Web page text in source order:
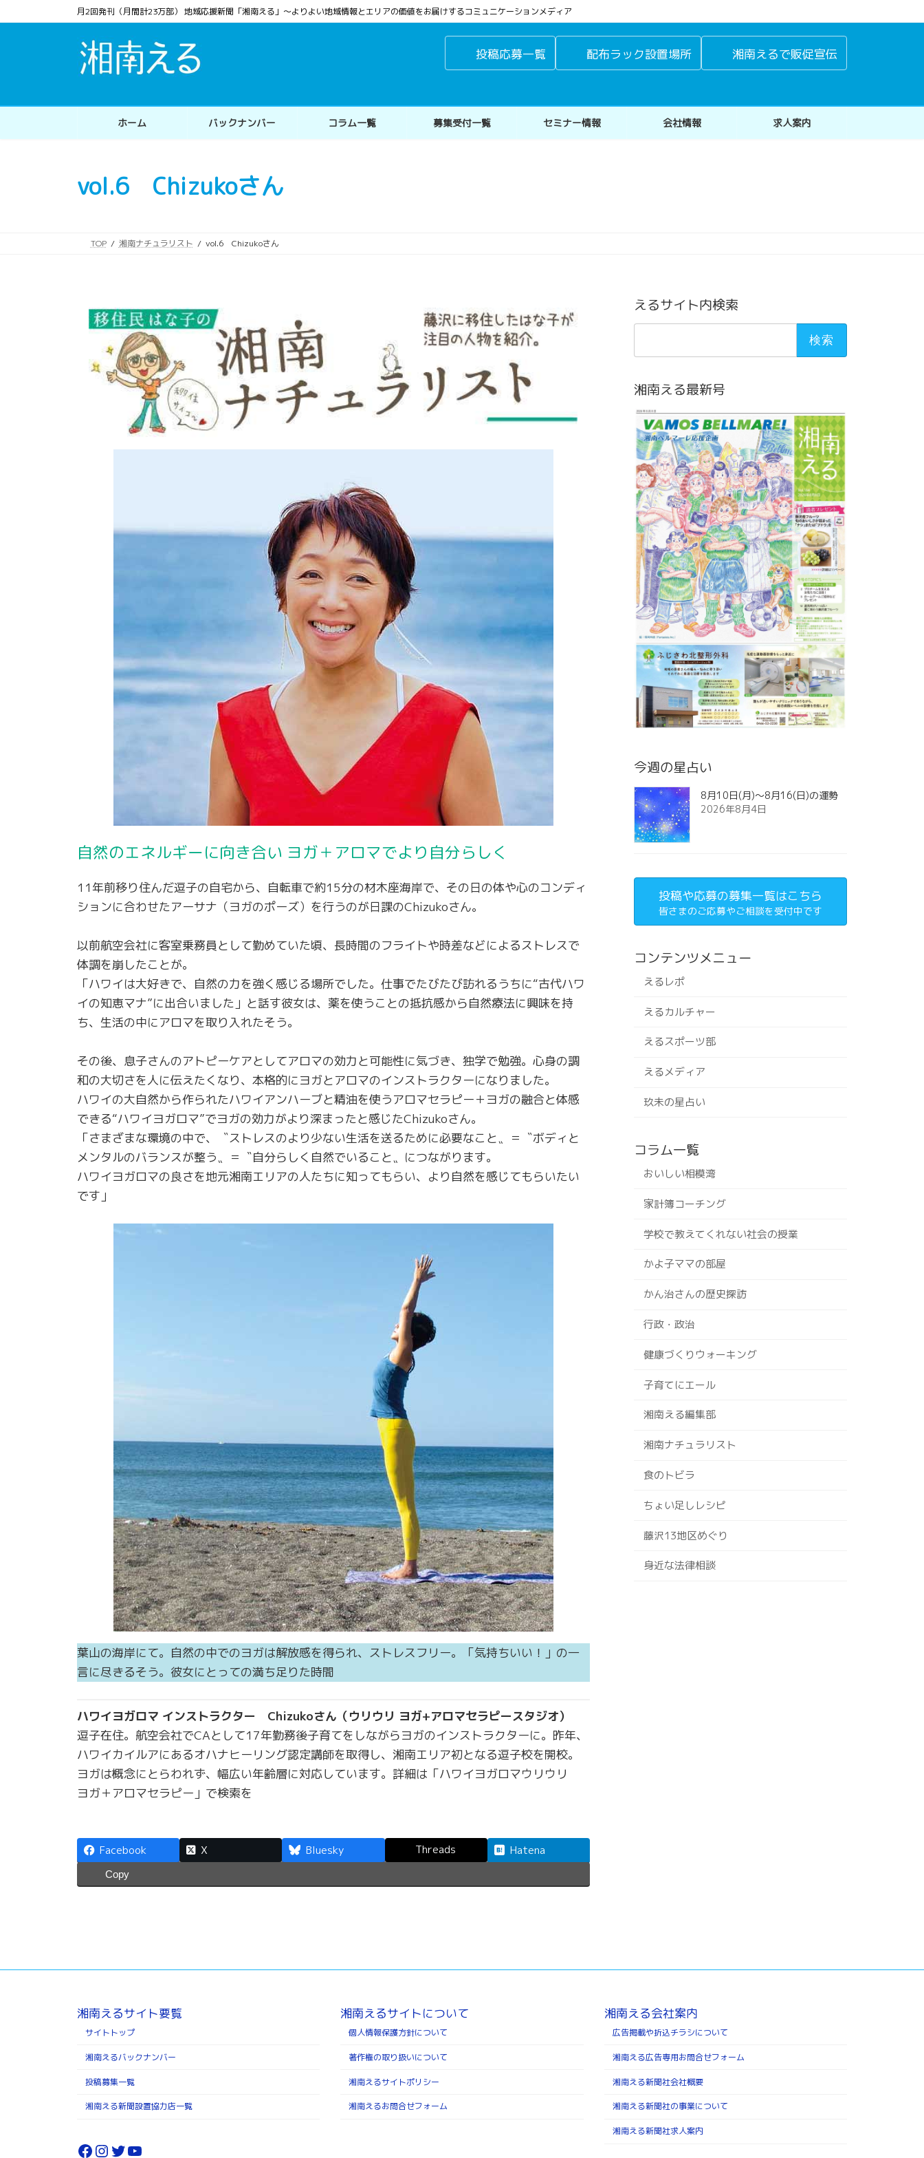
ン
ス
ビ
ン
月2回発刊（月間計23万部） 地域応援新聞「湘南える」〜よりよい地域情報とエリアの価値をお届けするコミュニケーションメディア
投稿応募一覧 配布ラック設置場所 湘南えるで販促宣伝
ホーム バックナンバー コラム一覧 募集受付一覧 セミナー情報 会社情報 求人案内
vol.6 Chizukoさん
TOP 湘南ナチュラリスト vol.6 Chizukoさん
自然のエネルギーに向き合い ヨガ＋アロマでより自分らしく
11年前移り住んだ逗子の自宅から、自転車で約15分の材木座海岸で、その日の体や心のコンディ
ションに合わせたアーサナ（ヨガのポーズ）を行うのが日課のChizukoさん。
以前航空会社に客室乗務員として勤めていた頃、長時間のフライトや時差などによるストレスで
体調を崩したことが。
「ハワイは大好きで、自然の力を強く感じる場所でした。仕事でたびたび訪れるうちに“古代ハワ
イの知恵マナ”に出合いました」と話す彼女は、薬を使うことの抵抗感から自然療法に興味を持
ち、生活の中にアロマを取り入れたそう。
その後、息子さんのアトピーケアとしてアロマの効力と可能性に気づき、独学で勉強。心身の調
和の大切さを人に伝えたくなり、本格的にヨガとアロマのインストラクターになりました。
ハワイの大自然から作られたハワイアンハーブと精油を使うアロマセラピー＋ヨガの融合と体感
できる“ハワイヨガロマ”でヨガの効力がより深まったと感じたChizukoさん。
「さまざまな環境の中で、〝ストレスのより少ない生活を送るために必要なこと〟＝〝ボディと
メンタルのバランスが整う〟＝〝自分らしく自然でいること〟につながります。
ハワイヨガロマの良さを地元湘南エリアの人たちに知ってもらい、より自然を感じてもらいたい
です」
葉山の海岸にて。自然の中でのヨガは解放感を得られ、ストレスフリー。「気持ちいい！」の一
言に尽きるそう。彼女にとっての満ち足りた時間
ハワイヨガロマ インストラクター Chizukoさん（ウリウリ ヨガ+アロマセラピースタジオ）
逗子在住。航空会社でCAとして17年勤務後子育てをしながらヨガのインストラクターに。昨年、
ハワイカイルアにあるオハナヒーリング認定講師を取得し、湘南エリア初となる逗子校を開校。
ヨガは概念にとらわれず、幅広い年齢層に対応しています。詳細は「ハワイヨガロマウリウリ
ヨガ＋アロマセラピー」で検索を
Facebook X Bluesky Threads Hatena
Copy
えるサイト内検索
湘南える最新号
今週の星占い
8月10日(月)～8月16(日)の運勢
2026年8月4日
投稿や応募の募集一覧はこちら
皆さまのご応募やご相談を受付中です
コンテンツメニュー
えるレポ
えるカルチャー
えるスポーツ部
えるメディア
玖未の星占い
コラム一覧
おいしい相模湾
家計簿コーチング
学校で教えてくれない社会の授業
かよ子ママの部屋
かん治さんの歴史探訪
行政・政治
健康づくりウォーキング
子育てにエール
湘南える編集部
湘南ナチュラリスト
食のトビラ
ちょい足しレシピ
藤沢13地区めぐり
身近な法律相談
湘南えるサイト要覧
サイトトップ
湘南えるバックナンバー
投稿募集一覧
湘南える新聞設置協力店一覧
Facebook
Instagram
Twitter
YouTube
湘南えるサイトについて
個人情報保護方針について
著作権の取り扱いについて
湘南えるサイトポリシー
湘南えるお問合せフォーム
湘南える会社案内
広告掲載や折込チラシについて
湘南える広告専用お問合せフォーム
湘南える新聞社会社概要
湘南える新聞社の事業について
湘南える新聞社求人案内